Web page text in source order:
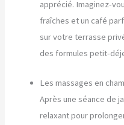
apprécié. Imaginez-
fraîches et un café
sur votre terrasse
des formules petit-
Les massages en
Après une séance de
relaxant pour